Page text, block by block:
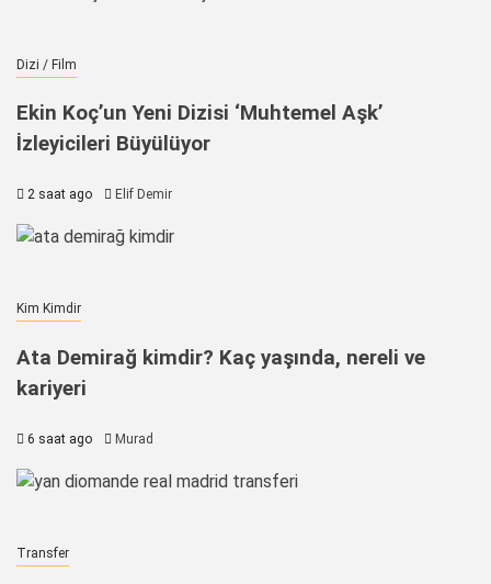
Dizi / Film
Ekin Koç’un Yeni Dizisi ‘Muhtemel Aşk’
İzleyicileri Büyülüyor
2 saat ago Elif Demir
Kim Kimdir
Ata Demirağ kimdir? Kaç yaşında, nereli ve
kariyeri
6 saat ago Murad
Transfer